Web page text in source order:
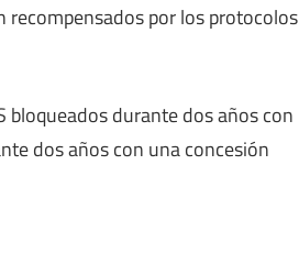
recompensados ​​por los protocolos
bloqueados durante dos años con
dos años con una concesión